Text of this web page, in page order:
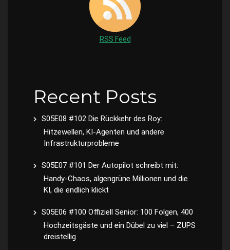
RSS Feed
Recent Posts
S05E08 #102 Die Rückkehr des Roy:
Hitzewellen, KI-Agenten und andere
Infrastrukturprobleme
S05E07 #101 Der Autopilot schreibt mit:
Handy-Chaos, algengrüne Millionen und die
KI, die endlich klickt
S05E06 #100 Offiziell Senior: 100 Folgen, 400
Hochzeitsgäste und ein Dübel zu viel – ZUPS
dreistellig